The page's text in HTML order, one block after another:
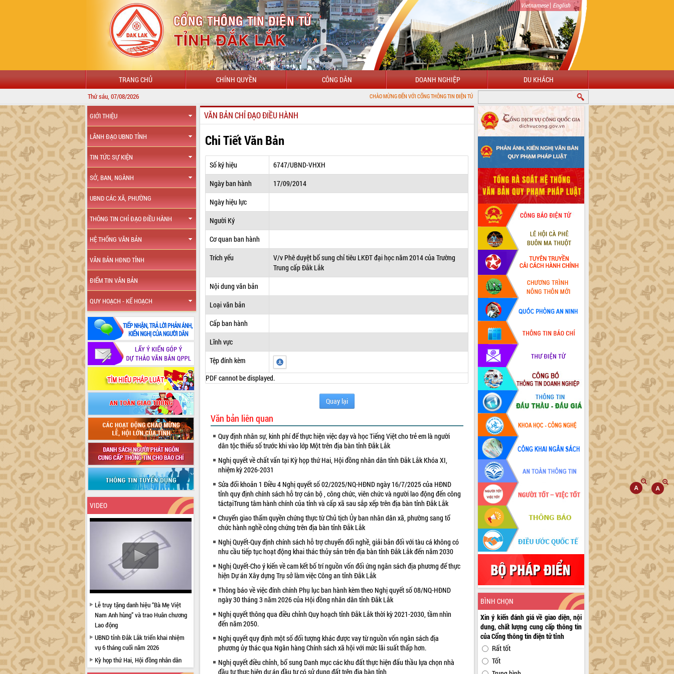
Vietnamese| English
TRANG CHỦ CHÍNH QUYỀN CÔNG DÂN DOANH NGHIỆP DU KHÁCH
Thứ sáu, 07/08/2026 CHÀO MỪNG ĐẾN VỚI CỔNG THÔNG TIN ĐIỆN TỬ TỈNH ĐẮK LẮK
GIỚI THIỆU
LÃNH ĐẠO UBND TỈNH
TIN TỨC SỰ KIỆN
SỞ, BAN, NGÀNH
UBND CÁC XÃ, PHƯỜNG
THÔNG TIN CHỈ ĐẠO ĐIỀU HÀNH
HỆ THỐNG VĂN BẢN
VĂN BẢN HĐND TỈNH
ĐIỂM TIN VĂN BẢN
QUY HOẠCH - KẾ HOẠCH
VIDEO
Lễ truy tặng danh hiệu “Bà Mẹ Việt
Nam Anh hùng” và trao Huân chương
Lao động
UBND tỉnh Đắk Lắk triển khai nhiệm
vụ 6 tháng cuối năm 2026
Kỳ họp thứ Hai, Hội đồng nhân dân
tỉnh khóa XI quyết nghị nhiều nội dung
VĂN BẢN CHỈ ĐẠO ĐIỀU HÀNH
Chi Tiết Văn Bản
Số ký hiệu
6747/UBND-VHXH
Ngày ban hành
17/09/2014
Ngày hiệu lực
Người Ký
Cơ quan ban hành
Trích yếu
V/v Phê duyệt bổ sung chỉ tiêu LKĐT đại học năm 2014 của Trường
Trung cấp Đắk Lắk
Nội dung văn bản
Loại văn bản
Cấp ban hành
Lĩnh vực
Tệp đính kèm
PDF cannot be displayed.
Quay lại
Văn bản liên quan
Quy định nhân sự, kinh phí để thực hiện việc dạy và học Tiếng Việt cho trẻ em là người
dân tộc thiểu số trước khi vào lớp Một trên địa bàn tỉnh Đắk Lắk
Nghị quyết về chất vấn tại Kỳ họp thứ Hai, Hội đồng nhân dân tỉnh Đắk Lắk Khóa XI,
nhiệm kỳ 2026-2031
Sửa đổi khoản 1 Điều 4 Nghị quyết số 02/2025/NQ-HĐND ngày 16/7/2025 của HĐND
tỉnh quy định chính sách hỗ trợ cán bộ , công chức, viên chức và người lao động đến công
táctạiTrung tâm hành chính của tỉnh và cấp xã sau sắp xếp trên địa bàn tỉnh Đắk Lắk
Chuyển giao thẩm quyền chứng thực từ Chủ tịch Ủy ban nhân dân xã, phường sang tổ
chức hành nghề công chứng trên địa bàn tỉnh Đắk Lắk
Nghị Quyết-Quy định chính sách hỗ trợ chuyển đổi nghề, giải bản đối với tàu cá không có
nhu cầu tiếp tục hoạt động khai thác thủy sản trên địa bàn tỉnh Đắk Lắk đến năm 2030
Nghị Quyết-Cho ý kiến về cam kết bố trí nguồn vốn đối ứng ngân sách địa phương để thực
hiện Dự án Xây dựng Trụ sở làm việc Công an tỉnh Đắk Lắk
Thông báo về việc đính chính Phụ lục ban hành kèm theo Nghị quyết số 08/NQ-HĐND
ngày 30 tháng 3 năm 2026 của Hội đồng nhân dân tỉnh Đắk Lắk
Nghị quyết thông qua điều chỉnh Quy hoạch tỉnh Đắk Lắk thời kỳ 2021-2030, tầm nhìn
đến năm 2050.
Nghị quyết quy định một số đối tượng khác được vay từ nguồn vốn ngân sách địa
phương ủy thác qua Ngân hàng Chính sách xã hội với mức lãi suất thấp hơn.
Nghị quyết điều chỉnh, bổ sung Danh mục các khu đất thực hiện đấu thầu lựa chọn nhà
đầu tư thực hiện dự án đầu tư có sử dụng đất trên địa bàn tỉnh
BÌNH CHỌN
Xin ý kiến đánh giá về giao diện, nội
dung, chất lượng cung cấp thông tin
của Cổng thông tin điện tử tỉnh
Rất tốt
Tốt